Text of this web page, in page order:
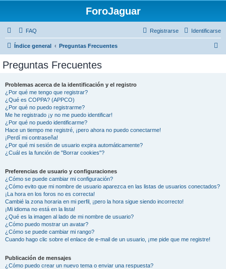
ForoJaguar
FAQ Identificarse
Registrarse
Índice general Preguntas Frecuentes
Preguntas Frecuentes
Problemas acerca de la identificación y el registro
¿Por qué me tengo que registrar?
¿Qué es COPPA? (APPCO)
¿Por qué no puedo registrarme?
Me he registrado ¡y no me puedo identificar!
¿Por qué no puedo identificarme?
Hace un tiempo me registré, ¡pero ahora no puedo conectarme!
¡Perdí mi contraseña!
¿Por qué mi sesión de usuario expira automáticamente?
¿Cuál es la función de "Borrar cookies"?
Preferencias de usuario y configuraciones
¿Cómo se puede cambiar mi configuración?
¿Cómo evito que mi nombre de usuario aparezca en las listas de usuarios conectados?
¡La hora en los foros no es correcta!
Cambié la zona horaria en mi perfil, ¡pero la hora sigue siendo incorrecto!
¡Mi idioma no está en la lista!
¿Qué es la imagen al lado de mi nombre de usuario?
¿Cómo puedo mostrar un avatar?
¿Cómo se puede cambiar mi rango?
Cuando hago clic sobre el enlace de e-mail de un usuario, ¡me pide que me registre!
Publicación de mensajes
¿Cómo puedo crear un nuevo tema o enviar una respuesta?